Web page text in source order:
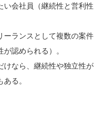
い会社員（継続性と営利性
ーランスとして複数の案件
認められる）。
けなら、継続性や独立性が
る。